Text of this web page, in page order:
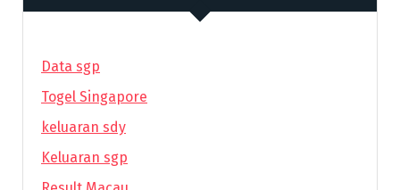
Data sgp
Togel Singapore
keluaran sdy
Keluaran sgp